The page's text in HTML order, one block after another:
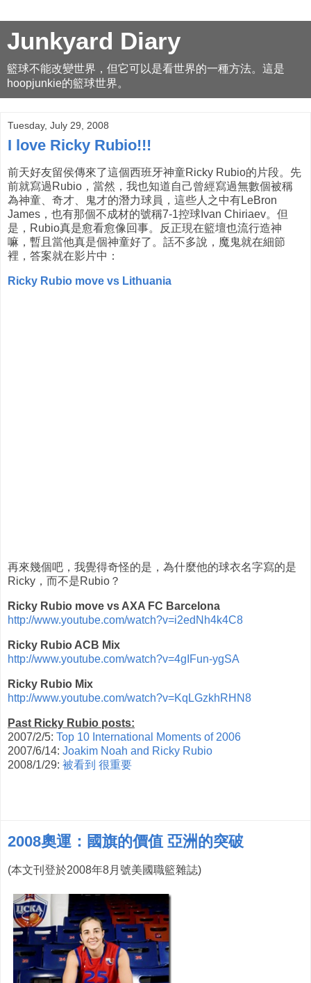
Junkyard Diary
籃球不能改變世界，但它可以是看世界的一種方法。這是
hoopjunkie的籃球世界。
Tuesday, July 29, 2008
I love Ricky Rubio!!!
前天好友留侯傳來了這個西班牙神童Ricky Rubio的片段。先
前就寫過Rubio，當然，我也知道自己曾經寫過無數個被稱
為神童、奇才、鬼才的潛力球員，這些人之中有LeBron
James，也有那個不成材的號稱7-1控球Ivan Chiriaev。但
是，Rubio真是愈看愈像回事。反正現在籃壇也流行造神
嘛，暫且當他真是個神童好了。話不多說，魔鬼就在細節
裡，答案就在影片中：
Ricky Rubio move vs Lithuania
再來幾個吧，我覺得奇怪的是，為什麼他的球衣名字寫的是
Ricky，而不是Rubio？
Ricky Rubio move vs AXA FC Barcelona
http://www.youtube.com/watch?v=i2edNh4k4C8
Ricky Rubio ACB Mix
http://www.youtube.com/watch?v=4gIFun-ygSA
Ricky Rubio Mix
http://www.youtube.com/watch?v=KqLGzkhRHN8
Past Ricky Rubio posts:
2007/2/5: Top 10 International Moments of 2006
2007/6/14: Joakim Noah and Ricky Rubio
2008/1/29: 被看到 很重要
2008奧運：國旗的價值 亞洲的突破
(本文刊登於2008年8月號美國職籃雜誌)